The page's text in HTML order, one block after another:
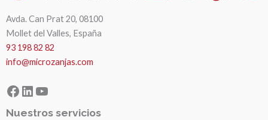
Avda. Can Prat 20, 08100
Mollet del Valles, España
93 198 82 82
info@microzanjas.com
Facebook
LinkedIn
YouTube
Nuestros servicios